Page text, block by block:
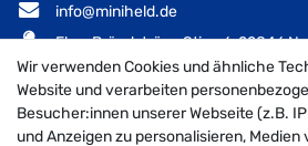
info@miniheld.de
Elsa-Brändström-Stieg 6, 22846
Wir verwenden Cookies und ähnliche
Website und verarbeiten
Besucher:innen unserer Webseite (z.B.
und Anzeigen zu personalisieren,